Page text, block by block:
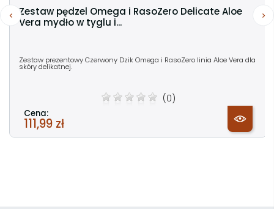
Zestaw pędzel Omega i RasoZero Delicate Aloe
Vera mydło w tyglu i...
Zestaw prezentowy Czerwony Dzik Omega i RasoZero linia Aloe Vera dla
skóry delikatnej.
(0)
Cena:
111,99 zł